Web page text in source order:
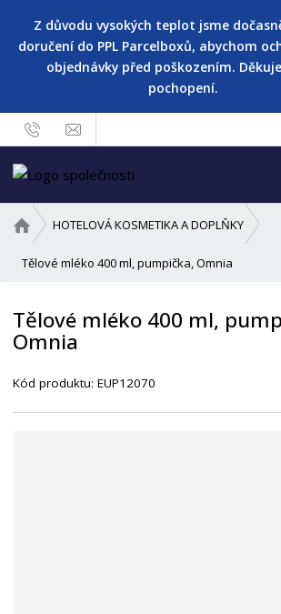
Z důvodu vysokých teplot jsme
doručení do PPL Parcelboxů, abychom
objednávky před poškozením.
pochopení.
v
o
í
s
r
HOTELOVÁ KOSMETIKA A DOPLŇKY
Tělové mléko 400 ml, pumpička, Omnia
Tělové mléko 400 ml,
Omnia
Kód produktu:EUP12070